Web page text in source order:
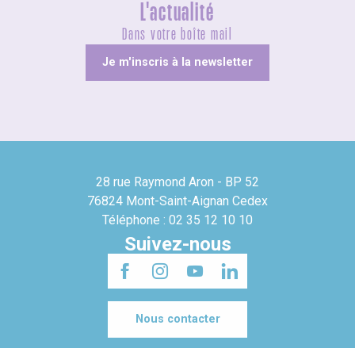
L'actualité
Dans votre boîte mail
Je m'inscris à la newsletter
28 rue Raymond Aron - BP 52
76824 Mont-Saint-Aignan Cedex
Téléphone : 02 35 12 10 10
Suivez-nous
Nous contacter